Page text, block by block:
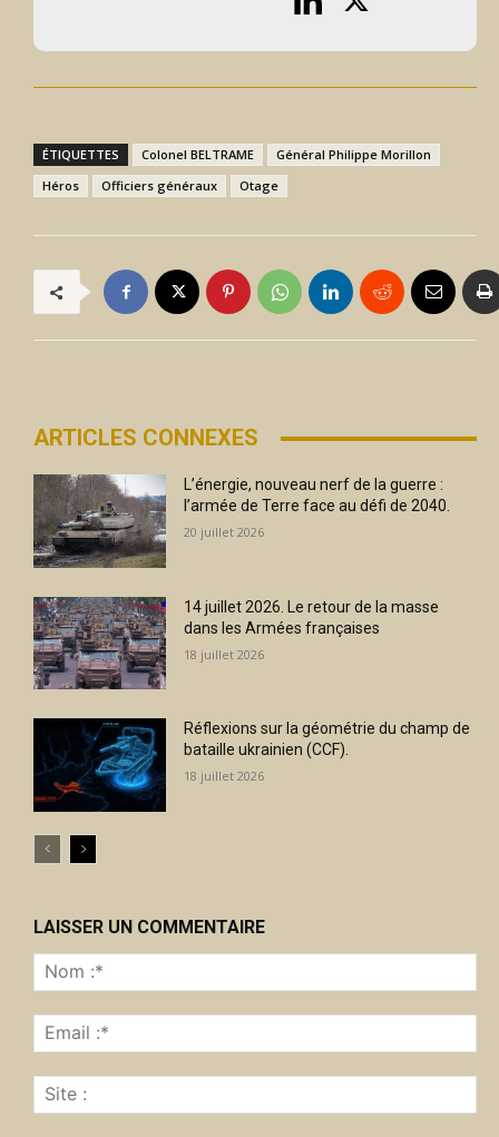
ÉTIQUETTES Colonel BELTRAME
Général Philippe Morillon
Héros
Officiers généraux Otage
ARTICLES CONNEXES
L’énergie, nouveau nerf de la guerre :
l’armée de Terre face au défi de 2040.
20 juillet 2026
14 juillet 2026. Le retour de la masse
dans les Armées françaises
18 juillet 2026
Réflexions sur la géométrie du champ de
bataille ukrainien (CCF).
18 juillet 2026
LAISSER UN COMMENTAIRE
:*
:*
: